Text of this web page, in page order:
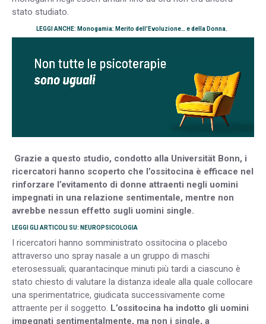
stato studiato.
LEGGI ANCHE: Monogamia: Merito dell’Evoluzione… e della Donna.
Grazie a questo studio, condotto alla Universität Bonn, i
ricercatori hanno scoperto che l’ossitocina è efficace nel
rinforzare l’evitamento di donne attraenti negli uomini
impegnati in una relazione sentimentale, mentre non
avrebbe nessun effetto sugli uomini single.
LEGGI GLI ARTICOLI SU: NEUROPSICOLOGIA
I ricercatori hanno somministrato ossitocina o placebo
attraverso uno spray nasale a un gruppo di maschi
eterosessuali; quarantacinque minuti più tardi a ciascuno è
stato chiesto di valutare la distanza ideale alla quale collocare
una sperimentatrice, giudicata successivamente come
attraente per il soggetto. L’ossitocina ha indotto gli uomini
impegnati sentimentalmente, ma non i single, a